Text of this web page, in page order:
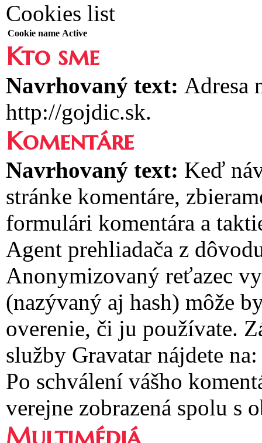
Cookies list
Cookie name Active
Kto sme
Navrhovaný text: Adresa
http://gojdic.sk.
Komentáre
Navrhovaný text: Keď
stránke komentáre,
formulári komentára a
Agent prehliadača z
Anonymizovaný reťazec
(nazývaný aj hash) môže
overenie, či ju používate.
služby Gravatar nájdete
Po schválení vášho
verejne zobrazená spolu s
Multimédiá